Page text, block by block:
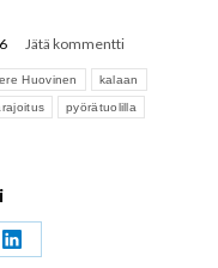
Jätä kommentti
Huovinen kalaan
pyörätuolilla
Share